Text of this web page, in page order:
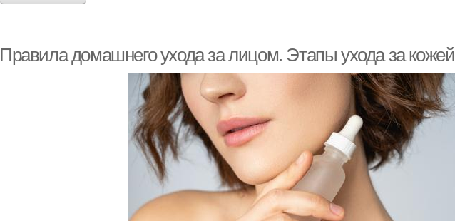
Правила домашнего ухода за лицом. Этапы ухода за кожей